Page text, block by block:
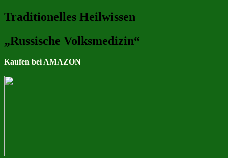
Traditionelles Heilwissen
„Russische Volksmedizin“
Kaufen bei AMAZON